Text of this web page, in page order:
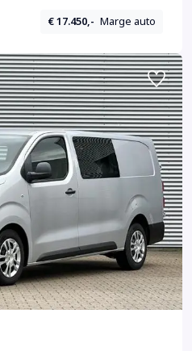
€ 17.450,- Marge auto